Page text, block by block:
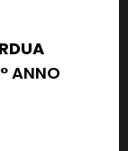
ANNO